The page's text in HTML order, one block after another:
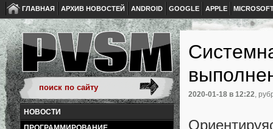
ГЛАВНАЯ АРХИВ НОВОСТЕЙ ANDROID GOOGLE APPLE
НОВОСТИ
2020-01-18 в 12:22,